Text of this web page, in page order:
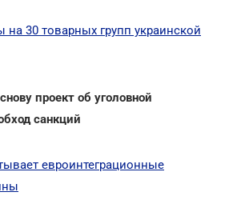
30 товарных групп украинской
проект об уголовной
санкций
евроинтеграционные